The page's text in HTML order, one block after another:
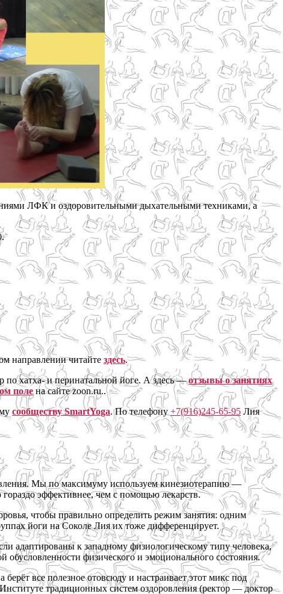
ЛФК и оздоровительными дыхательными техниками, а
направлении читайте здесь.
по хатха- и перинатальной йоге. А здесь —отзывы о занятиях
полена сайте zoon.ru..
сообществу SmartYoga. По телефону +7(916)245-65-95 Лия
Мы по максимуму используем кинезиотерапию —
эффективнее, чем с помощью лекарств.
чтобы правильно определить режим занятия: одним
йоги на Соколе Лия их тоже дифференцирует.
адаптированы к западному физиологическому типу человека,
физического и эмоционального состояния.
все полезное отовсюду и настраивает этот микс под
традиционных систем оздоровления (ректор — доктор